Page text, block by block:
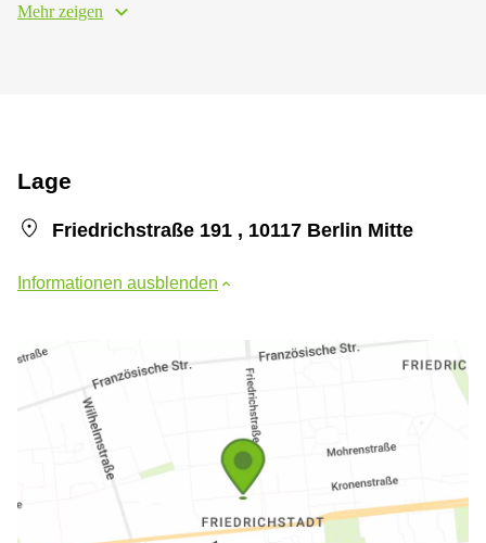
Mehr zeigen
Lage
Friedrichstraße 191 , 10117 Berlin Mitte
Informationen ausblenden